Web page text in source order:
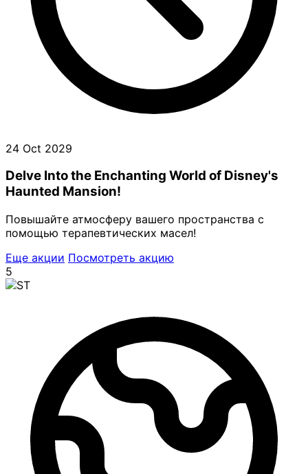
24 Oct 2029
Delve Into the Enchanting World of Disney's
Haunted Mansion!
Повышайте атмосферу вашего пространства с
помощью терапевтических масел!
Еще акции Посмотреть акцию
5